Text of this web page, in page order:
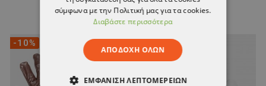
-10%
σύμφωνα με την Πολιτική μας για τα cookies.
Διαβάστε περισσότερα
ΑΠΟΔΟΧΉ ΌΛΩΝ
ΕΜΦΆΝΙΣΗ ΛΕΠΤΟΜΕΡΕΙΏΝ